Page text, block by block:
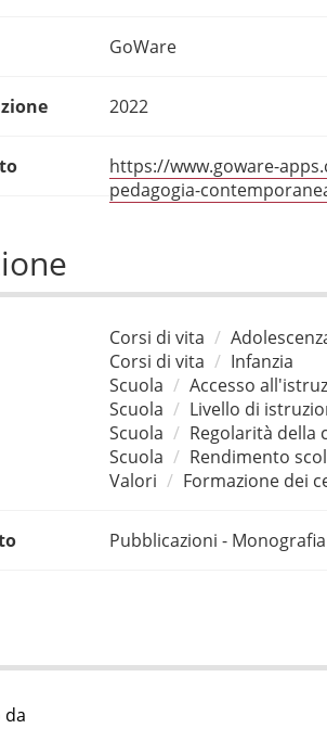
GoWare
2022
https://www.goware-
pedagogia-
Corsi di vita
Corsi di vita
Infanzia
Scuola
Accesso
Scuola
Livello di
Scuola
Regolarità della
Scuola
Rendimento
Valori
Formazione dei
Pubblicazioni - Monografia
da